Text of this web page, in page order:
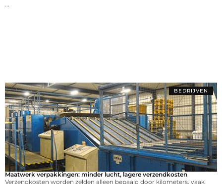
BEDRIJVEN
Maatwerk verpakkingen: minder lucht, lagere verzendkosten
Verzendkosten worden zelden alleen bepaald door kilometers, vaak